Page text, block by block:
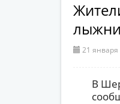
21 января
В